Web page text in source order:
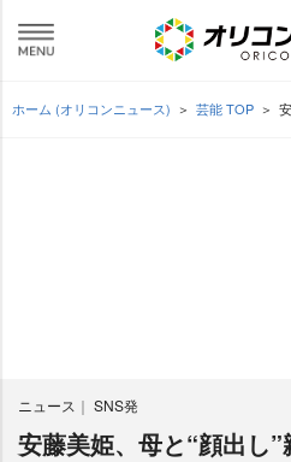
ホーム (オリコンニュース) 芸能 TOP
ニュース SNS発
安藤美姫、母と“顔出し